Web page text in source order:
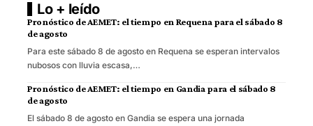
Lo + leído
Pronóstico de AEMET: el tiempo en Requena para el sábado 8
de agosto
Para este sábado 8 de agosto en Requena se esperan intervalos
nubosos con lluvia escasa,…
Pronóstico de AEMET: el tiempo en Gandia para el sábado 8
de agosto
El sábado 8 de agosto en Gandia se espera una jornada